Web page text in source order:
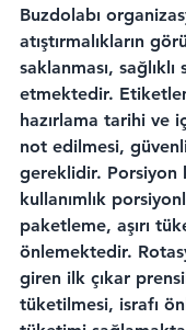
Buzdolabı
atıştırmalıkların
saklanması,
etmektedir.
hazırlama tarihi ve
not edilmesi,
gereklidir.
kullanımlık
paketleme, aşırı
önlemektedir.
giren ilk çıkar
tüketilmesi, israfı